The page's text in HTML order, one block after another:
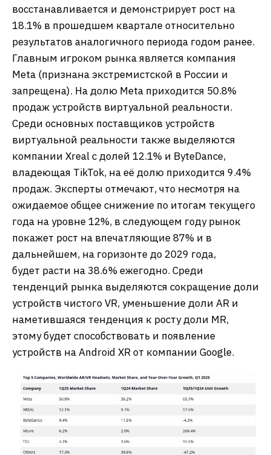
восстанавливается и демонстрирует рост на
18.1% в прошедшем квартале относительно
результатов аналогичного периода годом ранее.
Главным игроком рынка является компания
Meta (признана экстремистской в России и
запрещена). На долю Meta приходится 50.8%
продаж устройств виртуальной реальности.
Среди основных поставщиков устройств
виртуальной реальности также выделяются
компании Xreal с долей 12.1% и ByteDance,
владеющая TikTok, на её долю приходится 9.4%
продаж. Эксперты отмечают, что несмотря на
ожидаемое общее снижение по итогам текущего
года на уровне 12%, в следующем году рынок
покажет рост на впечатляющие 87% и в
дальнейшем, на горизонте до 2029 года,
будет расти на 38.6% ежегодно. Среди
тенденций рынка выделяются сокращение доли
устройств чистого VR, уменьшение доли AR и
наметившаяся тенденция к росту доли MR,
этому будет способствовать и появление
устройств на Android XR от компании Google.